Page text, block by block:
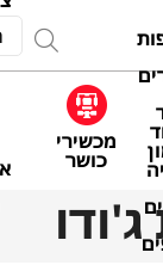
מכשירי
כושר